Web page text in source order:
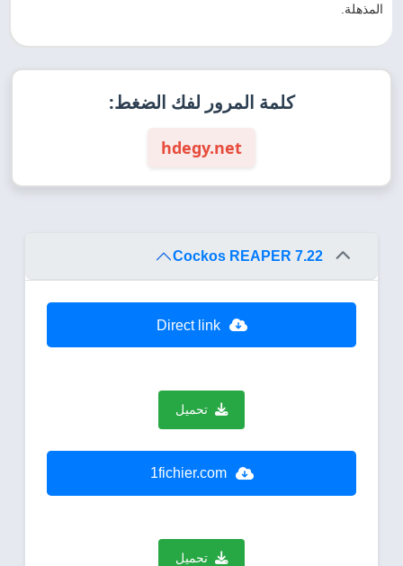
المذهلة.
كلمة المرور لفك الضغط:
hdegy.net
Cockos REAPER 7.22
Direct link
تحميل
1fichier.com
تحميل